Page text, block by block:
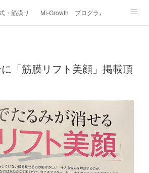
・筋膜リフト美顔」Mi-Growth プログラム
「筋膜リフト美顔」掲載頂